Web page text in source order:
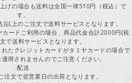
げの場合も送料は全国一律510円（税込）で
す。
以上のご注文で送料サービスとなります。
カードご利用の場合、商品代金合計2000円(税
で送料サービスとなります。
たクレジットカードがタミヤカードの場合で
用されませんのでご注意ください。
配送
注文で翌営業日の出荷となります。